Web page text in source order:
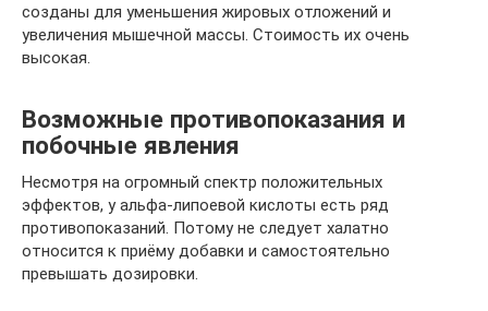
созданы для уменьшения жировых отложений и
увеличения мышечной массы. Стоимость их очень
высокая.
Возможные противопоказания и
побочные явления
Несмотря на огромный спектр положительных
эффектов, у альфа-липоевой кислоты есть ряд
противопоказаний. Потому не следует халатно
относится к приёму добавки и самостоятельно
превышать дозировки.